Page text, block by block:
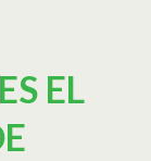
ES EL